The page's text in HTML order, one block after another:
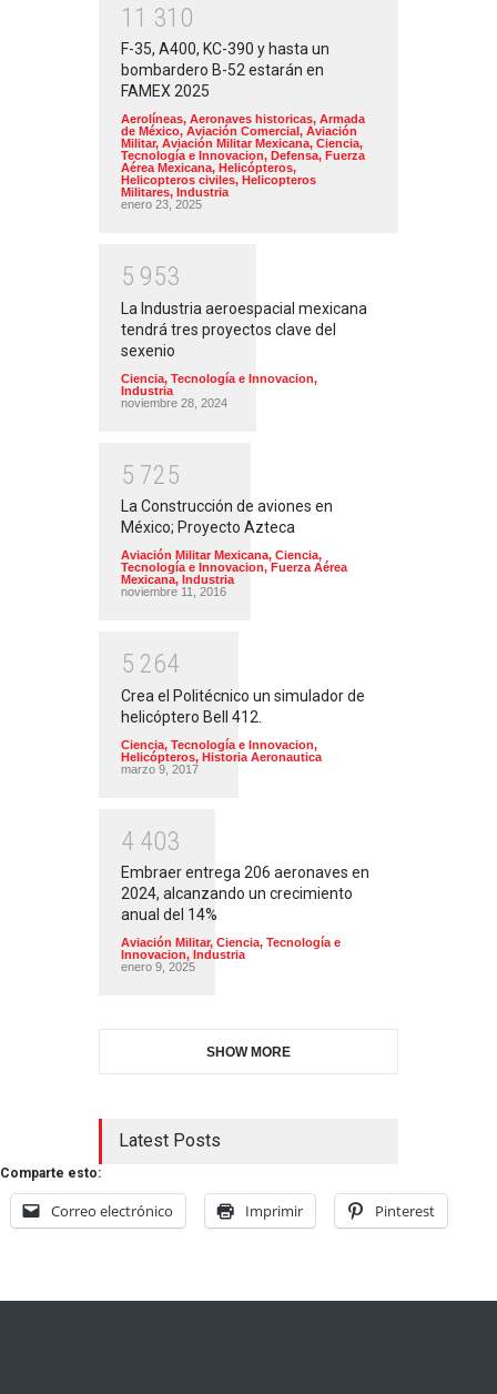
1 1 31 0
F-35, A400, KC-390 y hasta un
bombardero B-52 estarán en
FAMEX 2025
Aerolíneas, Aeronaves historicas, Armada
de México, Aviación Comercial, Aviación
Militar, Aviación Militar Mexicana, Ciencia,
Tecnología e Innovacion, Defensa, Fuerza
Aérea Mexicana, Helicópteros,
Helicopteros civiles, Helicopteros
Militares, Industria
enero 23, 2025
5 953
La Industria aeroespacial mexicana
tendrá tres proyectos clave del
sexenio
Ciencia, Tecnología e Innovacion,
Industria
noviembre 28, 2024
5 725
La Construcción de aviones en
México; Proyecto Azteca
Aviación Militar Mexicana, Ciencia,
Tecnología e Innovacion, Fuerza Aérea
Mexicana, Industria
noviembre 11, 2016
5 264
Crea el Politécnico un simulador de
helicóptero Bell 412.
Ciencia, Tecnología e Innovacion,
Helicópteros, Historia Aeronautica
marzo 9, 2017
4 403
Embraer entrega 206 aeronaves en
2024, alcanzando un crecimiento
anual del 14%
Aviación Militar, Ciencia, Tecnología e
Innovacion, Industria
enero 9, 2025
SHOW MORE
Latest Posts
Comparte esto:
Correo electrónico Imprimir Pinterest